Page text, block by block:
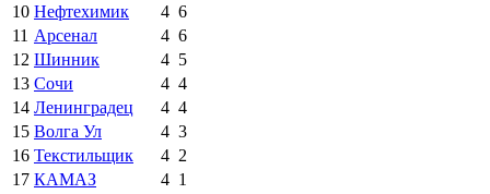
10 Нефтехимик 4 6
11 Арсенал 4 6
12 Шинник 4 5
13 Сочи 4 4
14 Ленинградец 4 4
15 Волга Ул 4 3
16 Текстильщик 4 2
17 КАМАЗ 4 1